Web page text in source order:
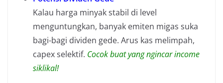
Kalau harga minyak stabil di level
menguntungkan, banyak emiten migas suka
bagi-bagi dividen gede. Arus kas melimpah,
capex selektif. Cocok buat yang ngincar income
siklikal!